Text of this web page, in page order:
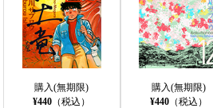
購入(無期限)
¥440 （税込）
購入(無期限)
¥440（税込）